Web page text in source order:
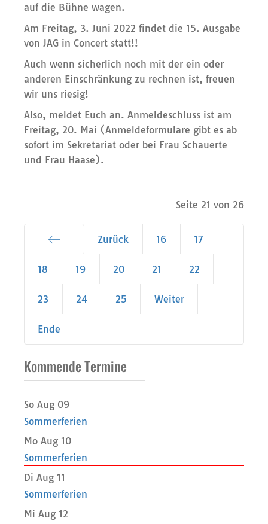
auf die Bühne wagen.
Am Freitag, 3. Juni 2022 findet die 15. Ausgabe
von JAG in Concert statt!!
Auch wenn sicherlich noch mit der ein oder
anderen Einschränkung zu rechnen ist, freuen
wir uns riesig!
Also, meldet Euch an. Anmeldeschluss ist am
Freitag, 20. Mai (Anmeldeformulare gibt es ab
sofort im Sekretariat oder bei Frau Schauerte
und Frau Haase).
Seite 21 von 26
Start
Zurück 16 17
18 19 20 21 22
23 24 25 Weiter
Ende
Kommende Termine
So Aug 09
Sommerferien
Mo Aug 10
Sommerferien
Di Aug 11
Sommerferien
Mi Aug 12